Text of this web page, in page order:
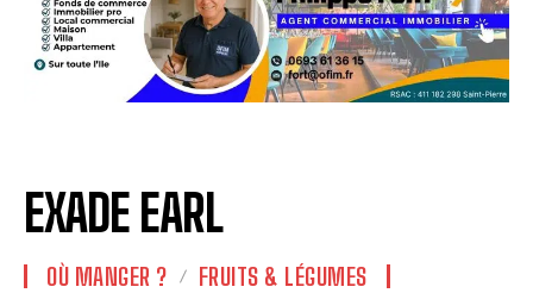
EXADE EARL
OÙ MANGER ? FRUITS & LÉGUMES